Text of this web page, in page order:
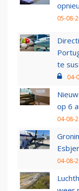
05-08-
te
04-
op 6
04-08-
04-08-